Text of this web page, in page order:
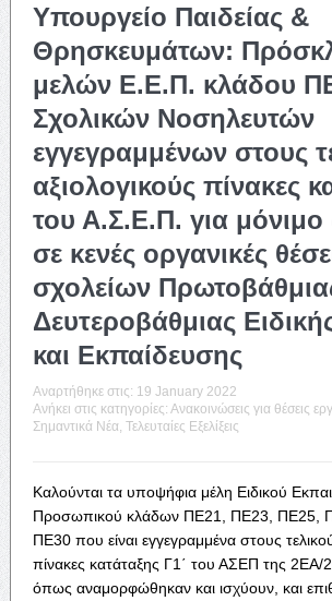
Υπουργείο Παιδείας &
Θρησκευμάτων:
μελών Ε.Ε.Π. κλάδου
Σχολικών Νοσηλευτών
εγγεγραμμένων στους
αξιολογικούς πίνακες
του Α.Σ.Ε.Π. για μόνιμο
σε κενές οργανικές
σχολείων
Δευτεροβάθμιας
και Εκπαίδευσης
Αναρτήθηκε στις: 19 January 2022
Ανήκει στις κατηγορίες: Ανακοινώσεις για θέσεις
Σημαντικά Νέα Τελευταίες Εξελίξεις
Καλούνται τα υποψήφια μέλη Ειδικού
Προσωπικού κλάδων ΠΕ21, ΠΕ23, ΠΕ25,
ΠΕ30 που είναι εγγεγραμμένα στους
πίνακες κατάταξης Γ1΄ του ΑΣΕΠ της 2ΕΑ/
όπως αναμορφώθηκαν και ισχύουν, και